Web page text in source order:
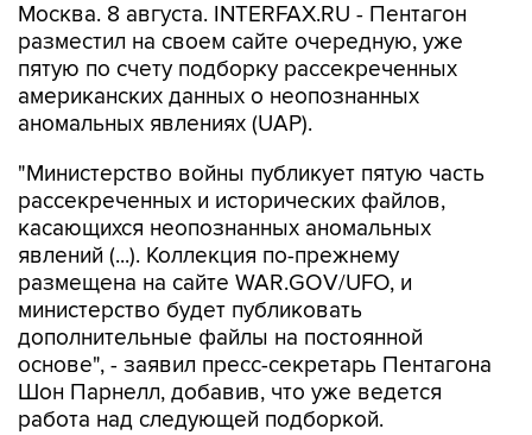
Москва. 8 августа. INTERFAX.RU - Пентагон
разместил на своем сайте очередную, уже
пятую по счету подборку рассекреченных
американских данных о неопознанных
аномальных явлениях (UAP).
"Министерство войны публикует пятую часть
рассекреченных и исторических файлов,
касающихся неопознанных аномальных
явлений (...). Коллекция по-прежнему
размещена на сайте WAR.GOV/UFO, и
министерство будет публиковать
дополнительные файлы на постоянной
основе", - заявил пресс-секретарь Пентагона
Шон Парнелл, добавив, что уже ведется
работа над следующей подборкой.